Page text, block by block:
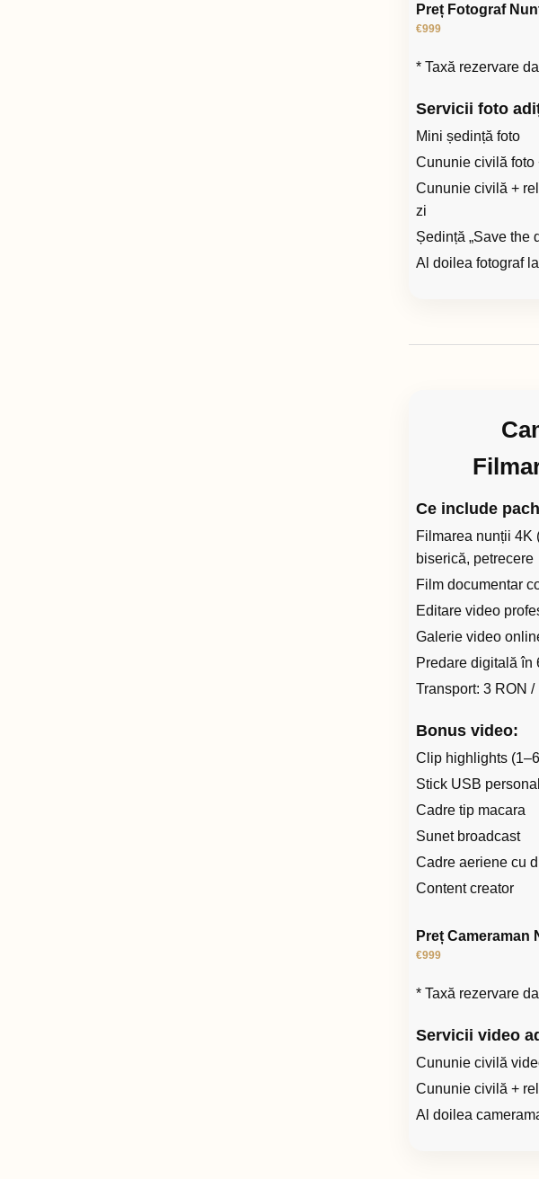
Preț Fotograf
€999
* Taxă rezervare
Servicii foto
Mini ședință foto
Cununie civilă foto
Cununie civilă +
zi
Ședință „Save the
Al doilea fotograf
Ce include
Filmarea nunții 4K
biserică, petrecere
Film documentar
Editare video
Galerie video
Predare digitală în
Transport: 3 RON
Bonus video:
Clip highlights
Stick USB
Cadre tip macara
Sunet broadcast
Cadre aeriene cu
Content creator
Preț Cameraman
€999
* Taxă rezervare
Servicii video
Cununie civilă
Cununie civilă +
Al doilea